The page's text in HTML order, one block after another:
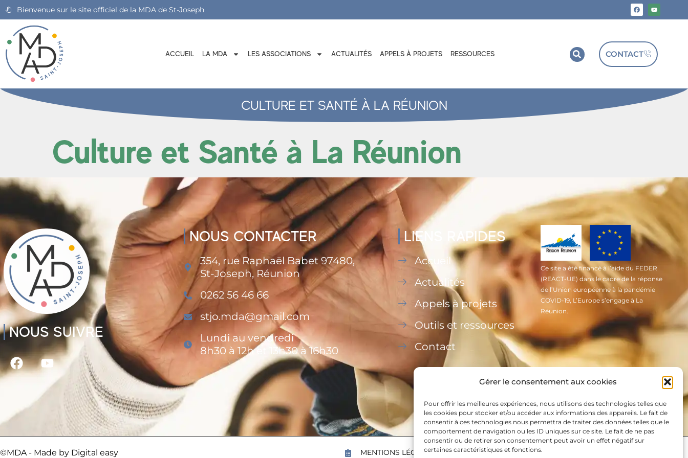
Gérer le consentement aux cookies
Pour offrir les meilleures expériences, nous utilisons des technologies telles que
les cookies pour stocker et/ou accéder aux informations des appareils. Le fait de
consentir à ces technologies nous permettra de traiter des données telles que le
comportement de navigation ou les ID uniques sur ce site. Le fait de ne pas
consentir ou de retirer son consentement peut avoir un effet négatif sur
certaines caractéristiques et fonctions.
Bienvenue sur le site officiel de la MDA de St-Joseph
ACCUEIL LA MDA LES ASSOCIATIONS ACTUALITÉS APPELS À PROJETS RESSOURCES CONTACT
CULTURE ET SANTÉ À LA RÉUNION
Culture et Santé à La Réunion
NOUS SUIVRE
NOUS CONTACTER
354, rue Raphaël Babet 97480,
St-Joseph, Réunion
0262 56 46 66
stjo.mda@gmail.com
Lundi au vendredi
8h30 à 12h et 13h30 à 16h30
LIENS RAPIDES
Accueil
Actualités
Appels à projets
Outils et ressources
Contact
Ce site a été financé à l’aide du FEDER
(REACT-UE) dans le cadre de la réponse
de l’Union européenne à la pandémie
COVID-19, L’Europe s’engage à La
Réunion.
©MDA - Made by Digital easy MENTIONS LÉGALES